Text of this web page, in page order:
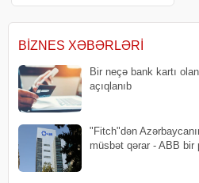
inəklərin tələf olması üzrə sığorta
ödənişi həyata keçirib
BIZNES XƏBƏRLƏRI
Bir neçə bank kartı
açıqlanıb
"Fitch"dən
müsbət qərar - ABB bir